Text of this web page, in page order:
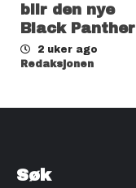
blir den nye
Black Panther
2 uker ago
Redaksjonen
Søk